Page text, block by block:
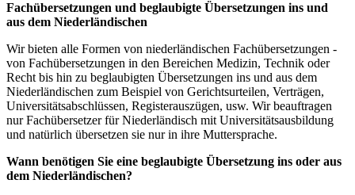
Fachübersetzungen und beglaubigte Übersetzungen ins und
aus dem Niederländischen
Wir bieten alle Formen von niederländischen Fachübersetzungen -
von Fachübersetzungen in den Bereichen Medizin, Technik oder
Recht bis hin zu beglaubigten Übersetzungen ins und aus dem
Niederländischen zum Beispiel von Gerichtsurteilen, Verträgen,
Universitätsabschlüssen, Registerauszügen, usw. Wir beauftragen
nur Fachübersetzer für Niederländisch mit Universitätsausbildung
und natürlich übersetzen sie nur in ihre Muttersprache.
Wann benötigen Sie eine beglaubigte Übersetzung ins oder aus
dem Niederländischen?